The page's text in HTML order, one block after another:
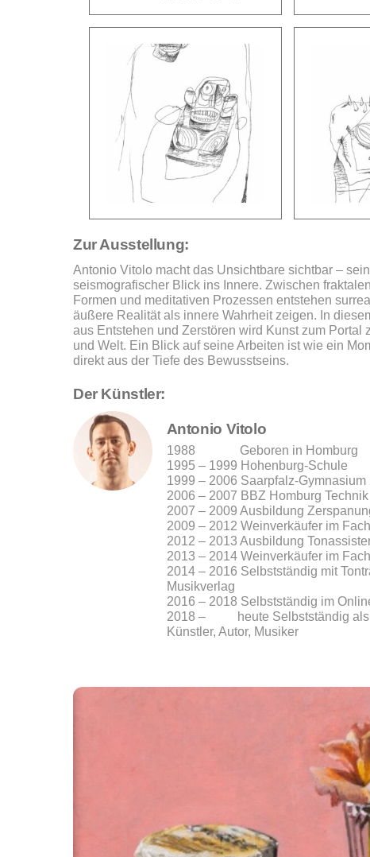
Zur Ausstellung:
Antonio Vitolo macht das Unsichtbare sichtbar –
seismografischer Blick ins Innere. Zwischen
Formen und meditativen Prozessen entstehen
äußere Realität als innere Wahrheit zeigen. In
aus Entstehen und Zerstören wird Kunst zum Portal
und Welt. Ein Blick auf seine Arbeiten ist wie ein
direkt aus der Tiefe des Bewusstseins.
Der Künstler:
Antonio Vitolo
1988 Geboren in Homburg
1995 – 1999 Hohenburg-Schule
1999 – 2006 Saarpfalz-Gymnasium
2006 – 2007 BBZ Homburg Technik
2007 – 2009 Ausbildung
2009 – 2012 Weinverkäufer im
2012 – 2013 Ausbildung
2013 – 2014 Weinverkäufer im
2014 – 2016 Selbstständig mit
Musikverlag
2016 – 2018 Selbstständig im
2018 – heute Selbstständig als
Künstler, Autor, Musiker